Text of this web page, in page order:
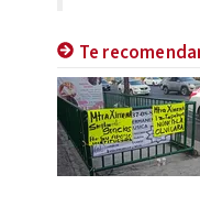
Te